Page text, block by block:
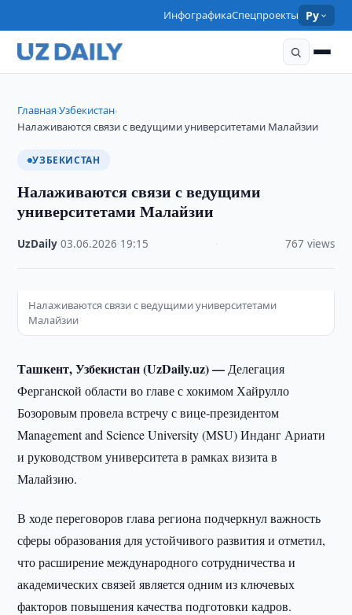
ИнфографикаСпецпроекты Ру
Главная›Узбекистан›
Налаживаются связи с ведущими университетами Малайзии
УЗБЕКИСТАН
Налаживаются связи с ведущими
университетами Малайзии
UzDaily ·03.06.2026 19:15 767 views
Налаживаются связи с ведущими университетами
Малайзии
Ташкент, Узбекистан (UzDaily.uz) —Делегация
Ферганской области во главе с хокимом Хайрулло
Бозоровым провела встречу с вице-президентом
Management and Science University (MSU) Инданг Ариати
и руководством университета в рамках визита в
Малайзию.
В ходе переговоров глава региона подчеркнул важность
сферы образования для устойчивого развития и отметил,
что расширение международного сотрудничества и
академических связей является одним из ключевых
факторов повышения качества подготовки кадров.